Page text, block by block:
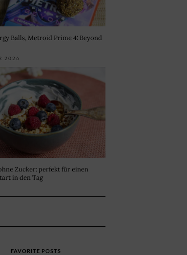
Balls, Metroid Prime 4: Beyond
2026
Zucker: perfekt für einen
in den Tag
FAVORITE POSTS